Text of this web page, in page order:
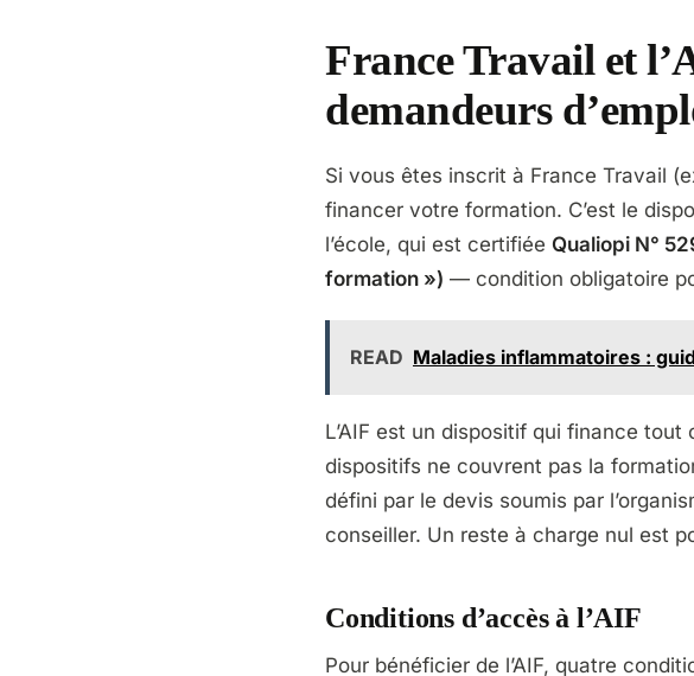
France Travail et
demandeurs
Si vous êtes inscrit à France Travail
financer votre formation. C’est le
l’école, qui est certifiée Qualiopi N°
formation ») — condition obligatoire
READ Maladies inflammatoires :
L’AIF est un dispositif qui finance
dispositifs ne couvrent pas la
défini par le devis soumis par
conseiller. Un reste à charge nul est
Conditions d’accès à l’AIF
Pour bénéficier de l’AIF, quatre